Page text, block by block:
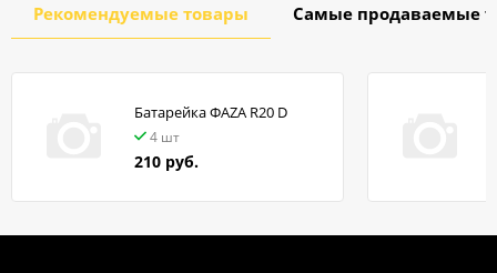
Рекомендуемые товары Самые продаваемые
Батарейка ФАZA R20 D
4 шт
210 руб.